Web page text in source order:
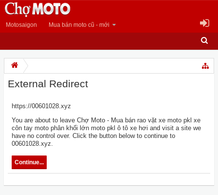
Motosaigon Mua bán moto cũ - mới
External Redirect
https://00601028.xyz
You are about to leave Chợ Moto - Mua bán rao vặt xe moto pkl xe
côn tay moto phân khối lớn moto pkl ô tô xe hơi and visit a site we
have no control over. Click the button below to continue to
00601028.xyz.
Continue...